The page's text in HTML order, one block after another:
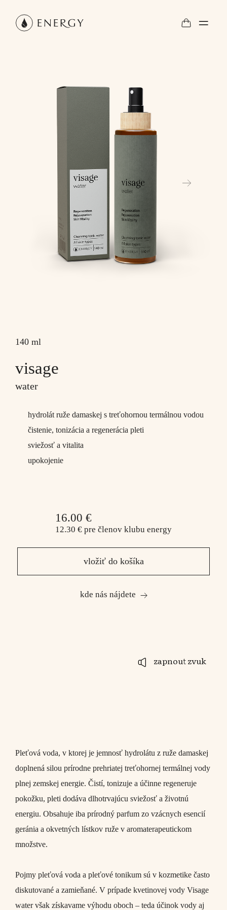
140 ml
visage
water
hydrolát ruže damaskej s treťohornou termálnou vodou
čistenie, tonizácia a regenerácia pleti
sviežosť a vitalita
upokojenie
16.00 €
12.30 € pre členov klubu energy
vložiť do košíka
kde nás nájdete
zapnout zvuk
Pleťová voda, v ktorej je jemnosť hydrolátu z ruže damaskej
doplnená silou prírodne prehriatej treťohornej termálnej vody
plnej zemskej energie. Čistí, tonizuje a účinne regeneruje
pokožku, pleti dodáva dlhotrvajúcu sviežosť a životnú
energiu. Obsahuje iba prírodný parfum zo vzácnych esencií
geránia a okvetných lístkov ruže v aromaterapeutickom
množstve.
Pojmy pleťová voda a pleťové tonikum sú v kozmetike často
diskutované a zamieňané. V prípade kvetinovej vody Visage
watervšak získavame výhodu oboch – teda účinok vody aj